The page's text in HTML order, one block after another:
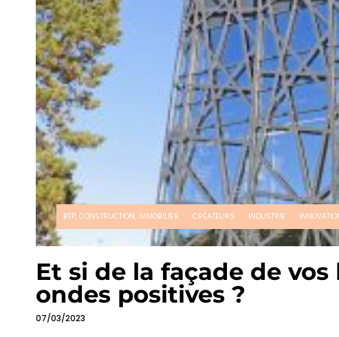
BTP, CONSTRUCTION, IMMOBILIER CRÉATEURS INDUSTRIE
Et si de la façade de
ondes positives ?
07/03/2023